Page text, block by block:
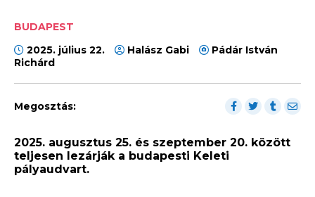
BUDAPEST
2025. július 22.
Halász Gabi
Pádár István
Richárd
Megosztás:
2025. augusztus 25. és szeptember 20. között
teljesen lezárják a budapesti Keleti
pályaudvart.